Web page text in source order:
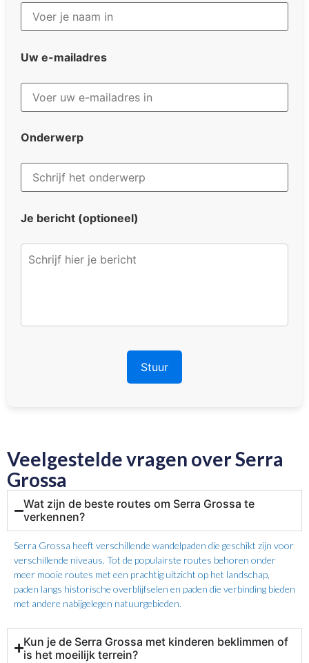
Uw e-mailadres
Onderwerp
Je bericht (optioneel)
Veelgestelde vragen over Serra
Grossa
Wat zijn de beste routes om Serra Grossa te
verkennen?
Serra Grossa heeft verschillende wandelpaden die geschikt zijn voor
verschillende niveaus. Tot de populairste routes behoren onder
meer mooie routes met een prachtig uitzicht op het landschap,
paden langs historische overblijfselen en paden die verbinding bieden
met andere nabijgelegen natuurgebieden.
Kun je de Serra Grossa met kinderen beklimmen of
is het moeilijk terrein?